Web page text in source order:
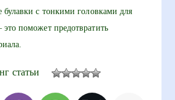
булавки с тонкими головками для
поможет предотвратить
статьи